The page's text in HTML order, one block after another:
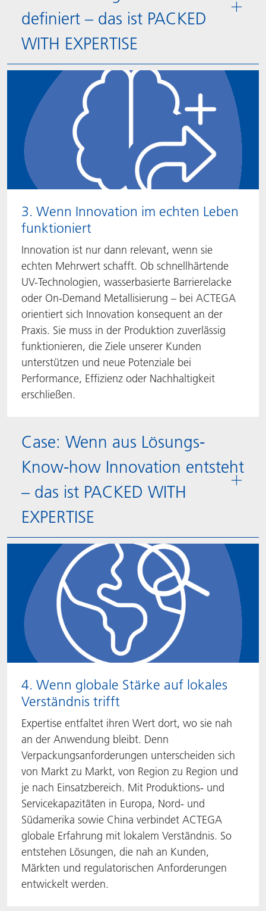
definiert – das ist PACKED
WITH EXPERTISE
3. Wenn Innovation im echten Leben
funktioniert
Innovation ist nur dann relevant, wenn sie
echten Mehrwert schafft. Ob schnellhärtende
UV-Technologien, wasserbasierte Barrierelacke
oder On-Demand Metallisierung – bei ACTEGA
orientiert sich Innovation konsequent an der
Praxis. Sie muss in der Produktion zuverlässig
funktionieren, die Ziele unserer Kunden
unterstützen und neue Potenziale bei
Performance, Effizienz oder Nachhaltigkeit
erschließen.
Case: Wenn aus Lösungs-
Know-how Innovation entsteht
– das ist PACKED WITH
EXPERTISE
4. Wenn globale Stärke auf lokales
Verständnis trifft
Expertise entfaltet ihren Wert dort, wo sie nah
an der Anwendung bleibt. Denn
Verpackungsanforderungen unterscheiden sich
von Markt zu Markt, von Region zu Region und
je nach Einsatzbereich. Mit Produktions- und
Servicekapazitäten in Europa, Nord- und
Südamerika sowie China verbindet ACTEGA
globale Erfahrung mit lokalem Verständnis. So
entstehen Lösungen, die nah an Kunden,
Märkten und regulatorischen Anforderungen
entwickelt werden.